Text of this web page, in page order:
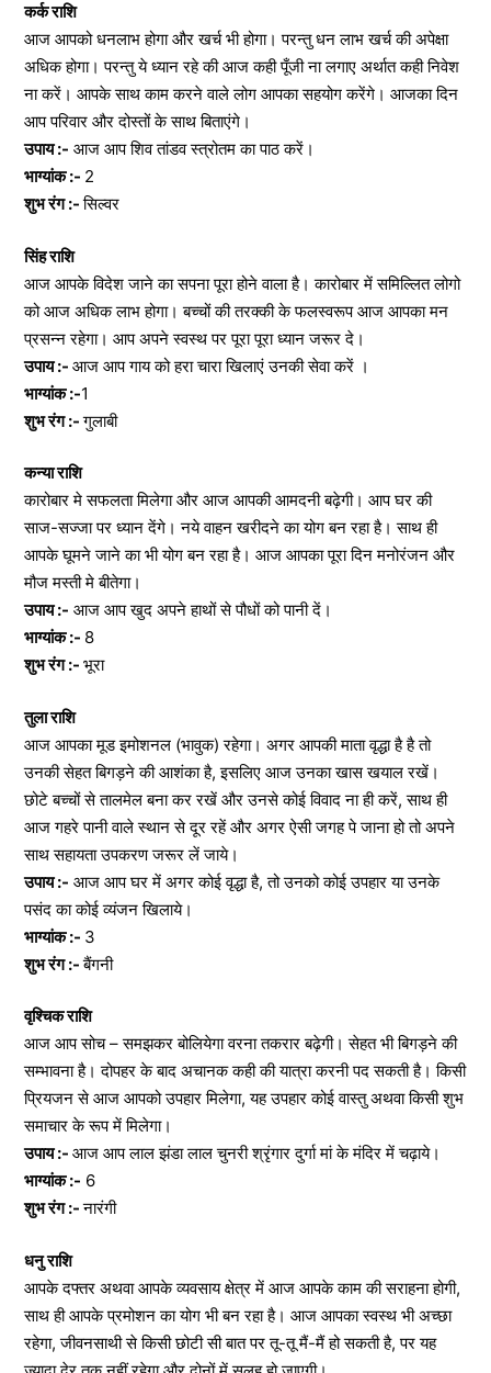
कर्क राशि
आज आपको धनलाभ होगा और खर्च भी होगा। परन्तु धन लाभ खर्च की अपेक्षा
अधिक होगा। परन्तु ये ध्यान रहे की आज कही पूँजी ना लगाए अर्थात कही निवेश
ना करें। आपके साथ काम करने वाले लोग आपका सहयोग करेंगे। आजका दिन
आप परिवार और दोस्तों के साथ बिताएंगे।
उपाय :- आज आप शिव तांडव स्त्रोतम का पाठ करें।
भाग्यांक :- 2
शुभ रंग :-सिल्वर
सिंह राशि
आज आपके विदेश जाने का सपना पूरा होने वाला है। कारोबार में समिल्लित लोगो
को आज अधिक लाभ होगा। बच्चों की तरक्की के फलस्वरूप आज आपका मन
प्रसन्न रहेगा। आप अपने स्वस्थ पर पूरा पूरा ध्यान जरूर दे।
उपाय :- आज आप गाय को हरा चारा खिलाएं उनकी सेवा करें ।
भाग्यांक :-1
शुभ रंग :-गुलाबी
कन्या राशि
कारोबार मे सफलता मिलेगा और आज आपकी आमदनी बढ़ेगी। आप घर की
साज-सज्जा पर ध्यान देंगे। नये वाहन खरीदने का योग बन रहा है। साथ ही
आपके घूमने जाने का भी योग बन रहा है। आज आपका पूरा दिन मनोरंजन और
मौज मस्ती मे बीतेगा।
उपाय :- आज आप खुद अपने हाथों से पौधों को पानी दें।
भाग्यांक :- 8
शुभ रंग :- भूरा
तुला राशि
आज आपका मूड इमोशनल (भावुक) रहेगा। अगर आपकी माता वृद्धा है है तो
उनकी सेहत बिगड़ने की आशंका है, इसलिए आज उनका खास खयाल रखें।
छोटे बच्चों से तालमेल बना कर रखें और उनसे कोई विवाद ना ही करें, साथ ही
आज गहरे पानी वाले स्थान से दूर रहें और अगर ऐसी जगह पे जाना हो तो अपने
साथ सहायता उपकरण जरूर लें जाये।
उपाय :- आज आप घर में अगर कोई वृद्धा है, तो उनको कोई उपहार या उनके
पसंद का कोई व्यंजन खिलाये।
भाग्यांक :- 3
शुभ रंग :-बैंगनी
वृश्चिक राशि
आज आप सोच – समझकर बोलियेगा वरना तकरार बढ़ेगी। सेहत भी बिगड़ने की
सम्भावना है। दोपहर के बाद अचानक कही की यात्रा करनी पद सकती है। किसी
प्रियजन से आज आपको उपहार मिलेगा, यह उपहार कोई वास्तु अथवा किसी शुभ
समाचार के रूप में मिलेगा।
उपाय :- आज आप लाल झंडा लाल चुनरी श्रृंगार दुर्गा मां के मंदिर में चढ़ाये।
भाग्यांक :- 6
शुभ रंग :-नारंगी
धनु राशि
आपके दफ्तर अथवा आपके व्यवसाय क्षेत्र में आज आपके काम की सराहना होगी,
साथ ही आपके प्रमोशन का योग भी बन रहा है। आज आपका स्वस्थ भी अच्छा
रहेगा, जीवनसाथी से किसी छोटी सी बात पर तू-तू मैं-मैं हो सकती है, पर यह